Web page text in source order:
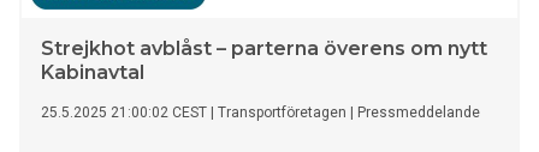
Strejkhot avblåst – parterna överens om nytt
Kabinavtal
25.5.2025 21:00:02 CEST Transportföretagen Pressmeddelande